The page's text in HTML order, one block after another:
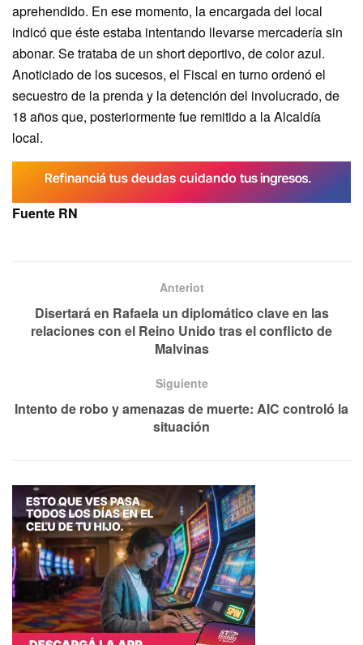
aprehendido. En ese momento, la encargada del local
indicó que éste estaba intentando llevarse mercadería sin
abonar. Se trataba de un short deportivo, de color azul.
Anoticiado de los sucesos, el Fiscal en turno ordenó el
secuestro de la prenda y la detención del involucrado, de
18 años que, posteriormente fue remitido a la Alcaldía
local.
Fuente RN
Anteriot
Disertará en Rafaela un diplomático clave en las
relaciones con el Reino Unido tras el conflicto de
Malvinas
Siguiente
Intento de robo y amenazas de muerte: AIC controló la
situación